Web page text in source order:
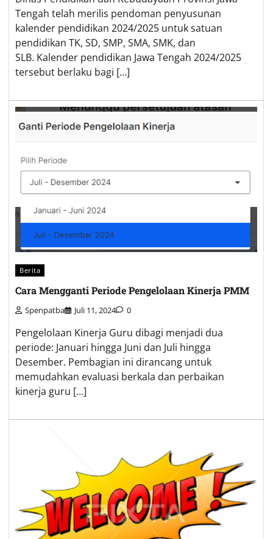
Tengah telah merilis pendoman penyusunan
kalender pendidikan 2024/2025 untuk satuan
pendidikan TK, SD, SMP, SMA, SMK, dan
SLB. Kalender pendidikan Jawa Tengah 2024/2025
tersebut berlaku bagi […]
Berita
Cara Mengganti Periode Pengelolaan Kinerja PMM
Spenpatba Juli 11, 2024 0
Pengelolaan Kinerja Guru dibagi menjadi dua
periode: Januari hingga Juni dan Juli hingga
Desember. Pembagian ini dirancang untuk
memudahkan evaluasi berkala dan perbaikan
kinerja guru […]